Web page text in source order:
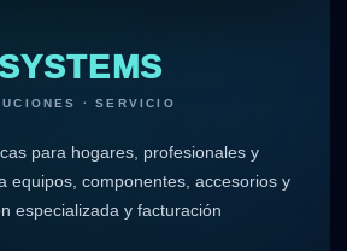
· SERVICIO
para hogares, profesionales y
equipos, componentes, accesorios y
especializada y facturación